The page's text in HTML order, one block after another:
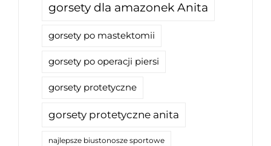
gorsety dla amazonek Anita
gorsety po mastektomii
gorsety po operacji piersi
gorsety protetyczne
gorsety protetyczne anita
najlepsze biustonosze sportowe